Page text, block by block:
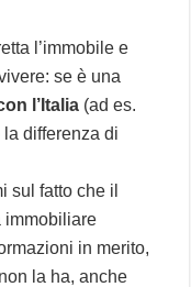
l’immobile e
se è una
l’Italia (ad es.
la differenza di
sul fatto che il
immobiliare
in merito,
la ha, anche